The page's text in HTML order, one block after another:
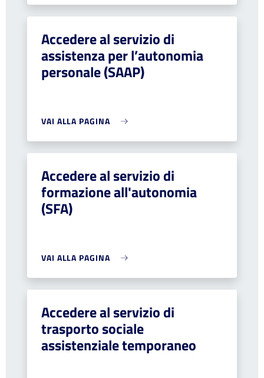
Accedere al servizio di
assistenza per l’autonomia
personale (SAAP)
VAI ALLA PAGINA
Accedere al servizio di
formazione all'autonomia
(SFA)
VAI ALLA PAGINA
Accedere al servizio di
trasporto sociale
assistenziale temporaneo